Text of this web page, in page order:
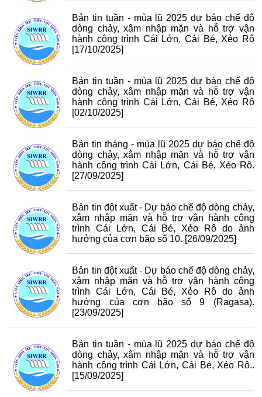
Bản tin tuần - mùa lũ 2025 dự báo chế độ
dòng chảy, xâm nhập mặn và hỗ trợ vận
hành công trình Cái Lớn, Cái Bé, Xẻo Rô
[17/10/2025]
Bản tin tuần - mùa lũ 2025 dự báo chế độ
dòng chảy, xâm nhập mặn và hỗ trợ vận
hành công trình Cái Lớn, Cái Bé, Xẻo Rô
[02/10/2025]
Bản tin tháng - mùa lũ 2025 dự báo chế độ
dòng chảy, xâm nhập mặn và hỗ trợ vận
hành công trình Cái Lớn, Cái Bé, Xẻo Rô.
[27/09/2025]
Bản tin đột xuất - Dự báo chế độ dòng chảy,
xâm nhập mặn và hỗ trợ vận hành công
trình Cái Lớn, Cái Bé, Xẻo Rô do ảnh
hưởng của cơn bão số 10. [26/09/2025]
Bản tin đột xuất - Dự báo chế độ dòng chảy,
xâm nhập mặn và hỗ trợ vận hành công
trình Cái Lớn, Cái Bé, Xẻo Rô do ảnh
hưởng của cơn bão số 9 (Ragasa).
[23/09/2025]
Bản tin tuần - mùa lũ 2025 dự báo chế độ
dòng chảy, xâm nhập mặn và hỗ trợ vận
hành công trình Cái Lớn, Cái Bé, Xẻo Rô..
[15/09/2025]